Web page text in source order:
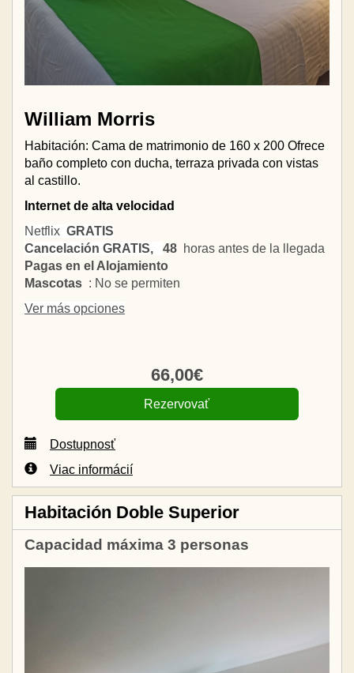
William Morris
Habitación: Cama de matrimonio de 160 x 200 Ofrece
baño completo con ducha, terraza privada con vistas
al castillo.
Internet de alta velocidad
Netflix GRATIS
Cancelación GRATIS, 48 horas antes de la llegada
Pagas en el Alojamiento
Mascotas : No se permiten
Ver más opciones
66,00€
Dostupnosť
Viac informácií
Habitación Doble Superior
Capacidad máxima 3 personas